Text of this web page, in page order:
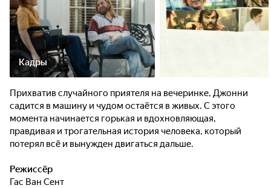
Кадры
Прихватив случайного приятеля на вечеринке, Джонни
садится в машину и чудом остаётся в живых. С этого
момента начинается горькая и вдохновляющая,
правдивая и трогательная история человека, который
потерял всё и вынужден двигаться дальше.
Режиссёр
Гас Ван Сент